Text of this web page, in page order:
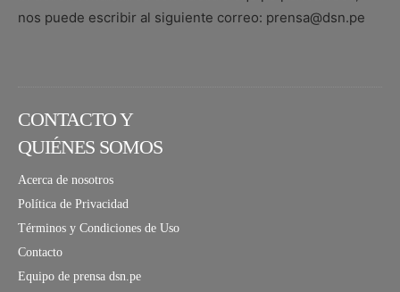
nos puede escribir al siguiente correo: prensa@dsn.pe
CONTACTO Y
QUIÉNES SOMOS
Acerca de nosotros
Política de Privacidad
Términos y Condiciones de Uso
Contacto
Equipo de prensa dsn.pe